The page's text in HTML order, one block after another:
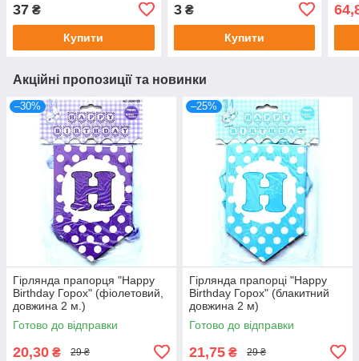
37 ₴
Купити
3₴
Купити
Акційні пропозиції та новинки
–30%
Гірлянда прапорця "Happy
Birthday Горох" (фіолетовий,
довжина 2 м.)
Готово до відправки
20,30 ₴ 29 ₴
–25%
Гірлянда прапорці "Happy
Birthday Горох" (блакитний
довжина 2 м)
Готово до відправки
21,75 ₴ 29 ₴